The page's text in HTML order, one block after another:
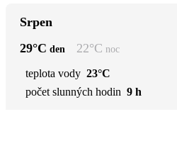
Srpen
29°C den 22°C noc
teplota vody 23°C
počet slunných hodin 9 h